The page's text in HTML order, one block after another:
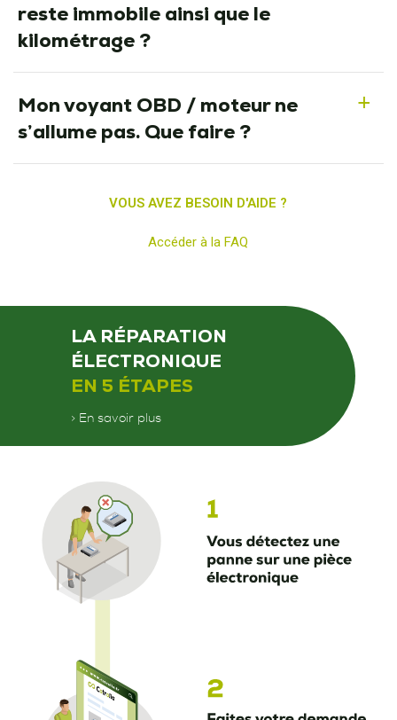
reste immobile ainsi que le
kilométrage ?
a
Mon voyant OBD / moteur ne
s’allume pas. Que faire ?
VOUS AVEZ BESOIN D'AIDE ?
Accéder à la FAQ
LA RÉPARATION
ÉLECTRONIQUE
EN 5 ÉTAPES
> En savoir plus